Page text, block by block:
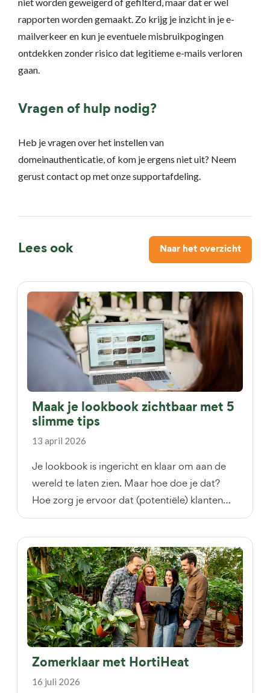
rapporten worden gemaakt. Zo krijg je inzicht in je e-
mailverkeer en kun je eventuele misbruikpogingen
ontdekken zonder risico dat legitieme e-mails verloren
gaan.
Vragen of hulp nodig?
Heb je vragen over het instellen van
domeinauthenticatie, of kom je ergens niet uit? Neem
gerust contact op met onze supportafdeling.
Lees ook Naar het overzicht
Maak je lookbook zichtbaar met 5
slimme tips
13 april 2026
Je lookbook is ingericht en klaar om aan de
wereld te laten zien. Maar hoe doe je dat?
Hoe zorg je ervoor dat (potentiële) klanten
bekend raken met je lookbook? Dat ze hem
zien én gebruiken? Wij geven je 5 slimme tips
waarmee je de zichtbaarheid van je lookbook
vergroot.
Zomerklaar met HortiHeat
16 juli 2026